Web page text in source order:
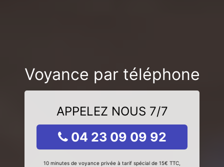
Voyance par téléphone
APPELEZ NOUS 7/7
04 23 09 09 92
10 minutes de voyance privée à tarif spécial de 15€ TTC,